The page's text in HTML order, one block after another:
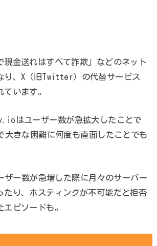
現金送れはすべて詐欺」などのネット
り、X（旧Twitter）の代替サービス
います。
はユーザー数が急拡大したことで
大きな困難に何度も直面したことでも
ザー数が急増した際に月々のサーバー
たり、ホスティングが不可能だと拒否
ピソードも。